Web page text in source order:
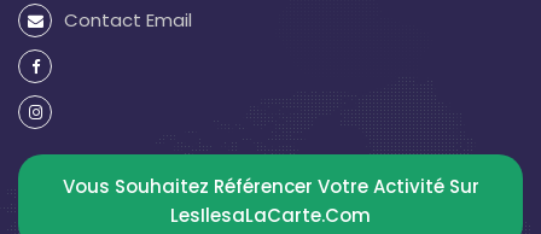
Contact Email
Vous Souhaitez Référencer Votre Activité Sur
LesIlesaLaCarte.com